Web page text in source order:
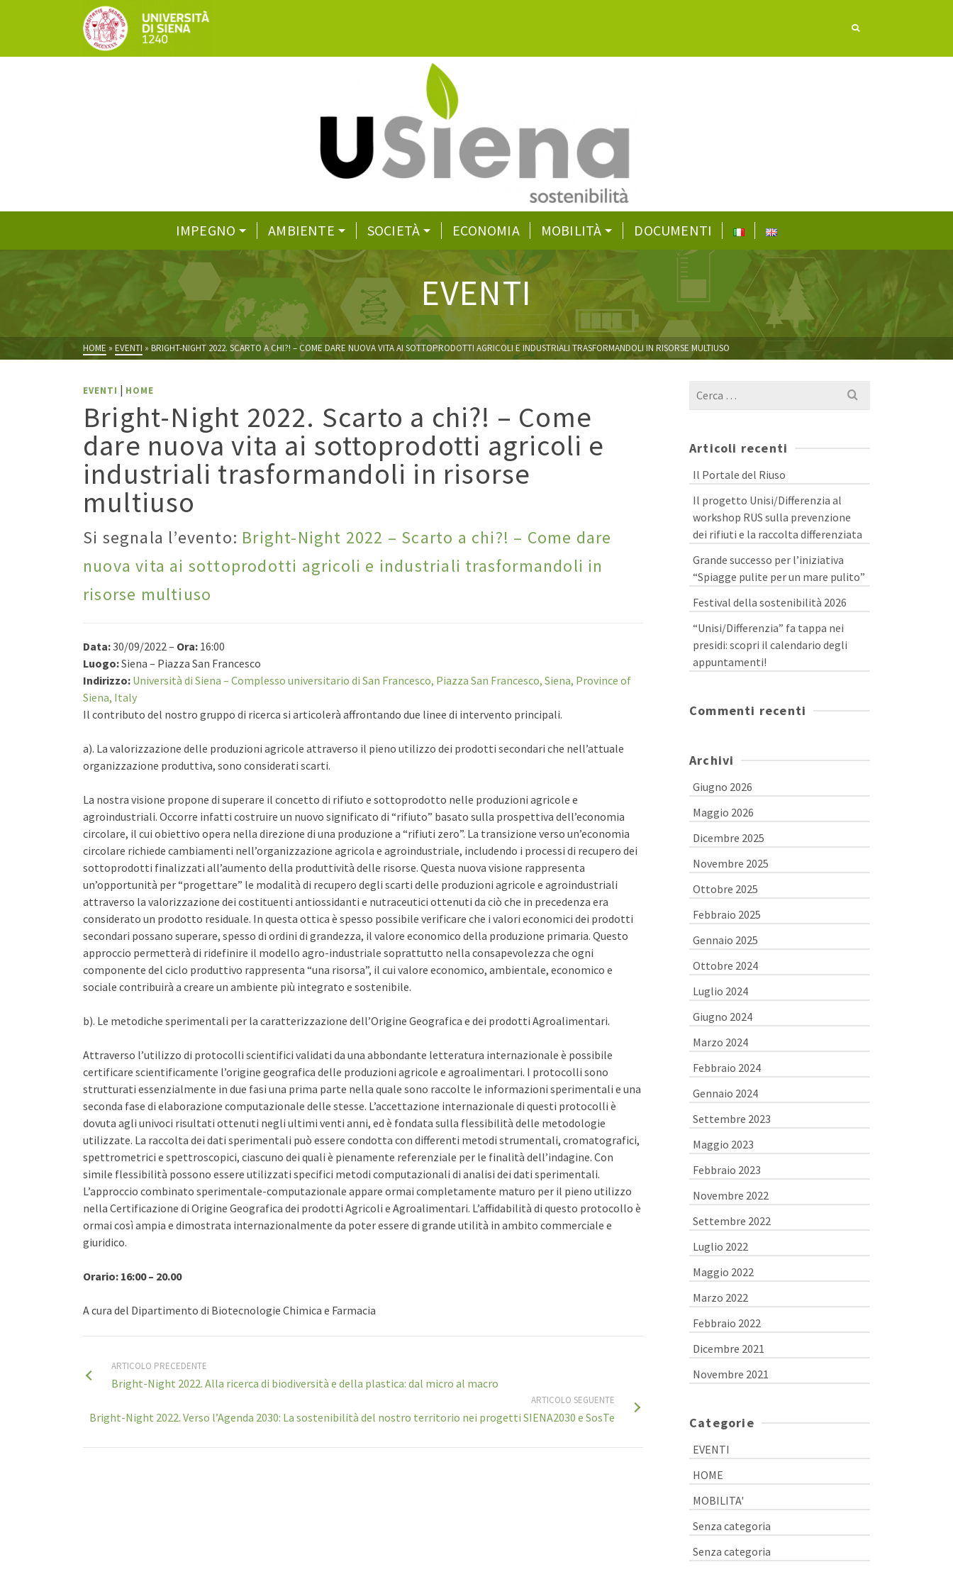
IMPEGNO AMBIENTE SOCIETÀ ECONOMIA MOBILITÀ DOCUMENTI
EVENTI
HOME » EVENTI » BRIGHT-NIGHT 2022. SCARTO A CHI?! – COME DARE NUOVA VITA AI SOTTOPRODOTTI AGRICOLI E INDUSTRIALI TRASFORMANDOLI IN RISORSE MULTIUSO
EVENTI | HOME
Bright-Night 2022. Scarto a chi?! – Come
dare nuova vita ai sottoprodotti agricoli e
industriali trasformandoli in risorse
multiuso
Si segnala l’evento: Bright-Night 2022 – Scarto a chi?! – Come dare
nuova vita ai sottoprodotti agricoli e industriali trasformandoli in
risorse multiuso
Data:30/09/2022 – Ora: 16:00
Luogo:Siena – Piazza San Francesco
Indirizzo: Università di Siena – Complesso universitario di San Francesco, Piazza San Francesco, Siena, Province of
Siena, Italy
Il contributo del nostro gruppo di ricerca si articolerà affrontando due linee di intervento principali.
a). La valorizzazione delle produzioni agricole attraverso il pieno utilizzo dei prodotti secondari che nell’attuale
organizzazione produttiva, sono considerati scarti.
La nostra visione propone di superare il concetto di rifiuto e sottoprodotto nelle produzioni agricole e
agroindustriali. Occorre infatti costruire un nuovo significato di “rifiuto” basato sulla prospettiva dell’economia
circolare, il cui obiettivo opera nella direzione di una produzione a “rifiuti zero”. La transizione verso un’economia
circolare richiede cambiamenti nell’organizzazione agricola e agroindustriale, includendo i processi di recupero dei
sottoprodotti finalizzati all’aumento della produttività delle risorse. Questa nuova visione rappresenta
un’opportunità per “progettare” le modalità di recupero degli scarti delle produzioni agricole e agroindustriali
attraverso la valorizzazione dei costituenti antiossidanti e nutraceutici ottenuti da ciò che in precedenza era
considerato un prodotto residuale. In questa ottica è spesso possibile verificare che i valori economici dei prodotti
secondari possano superare, spesso di ordini di grandezza, il valore economico della produzione primaria. Questo
approccio permetterà di ridefinire il modello agro-industriale soprattutto nella consapevolezza che ogni
componente del ciclo produttivo rappresenta “una risorsa”, il cui valore economico, ambientale, economico e
sociale contribuirà a creare un ambiente più integrato e sostenibile.
b). Le metodiche sperimentali per la caratterizzazione dell’Origine Geografica e dei prodotti Agroalimentari.
Attraverso l’utilizzo di protocolli scientifici validati da una abbondante letteratura internazionale è possibile
certificare scientificamente l’origine geografica delle produzioni agricole e agroalimentari. I protocolli sono
strutturati essenzialmente in due fasi una prima parte nella quale sono raccolte le informazioni sperimentali e una
seconda fase di elaborazione computazionale delle stesse. L’accettazione internazionale di questi protocolli è
dovuta agli univoci risultati ottenuti negli ultimi venti anni, ed è fondata sulla flessibilità delle metodologie
utilizzate. La raccolta dei dati sperimentali può essere condotta con differenti metodi strumentali, cromatografici,
spettrometrici e spettroscopici, ciascuno dei quali è pienamente referenziale per le finalità dell’indagine. Con
simile flessibilità possono essere utilizzati specifici metodi computazionali di analisi dei dati sperimentali.
L’approccio combinato sperimentale-computazionale appare ormai completamente maturo per il pieno utilizzo
nella Certificazione di Origine Geografica dei prodotti Agricoli e Agroalimentari. L’affidabilità di questo protocollo è
ormai così ampia e dimostrata internazionalmente da poter essere di grande utilità in ambito commerciale e
giuridico.
Orario: 16:00 – 20.00
A cura del Dipartimento di Biotecnologie Chimica e Farmacia
ARTICOLO PRECEDENTE
Bright-Night 2022. Alla ricerca di biodiversità e della plastica: dal micro al macro
ARTICOLO SEGUENTE
Bright-Night 2022. Verso l’Agenda 2030: La sostenibilità del nostro territorio nei progetti SIENA2030 e SosTe
Cerca
Articoli recenti
Il Portale del Riuso
Il progetto Unisi/Differenzia al
workshop RUS sulla prevenzione
dei rifiuti e la raccolta differenziata
Grande successo per l’iniziativa
“Spiagge pulite per un mare pulito”
Festival della sostenibilità 2026
“Unisi/Differenzia” fa tappa nei
presidi: scopri il calendario degli
appuntamenti!
Commenti recenti
Archivi
Giugno 2026
Maggio 2026
Dicembre 2025
Novembre 2025
Ottobre 2025
Febbraio 2025
Gennaio 2025
Ottobre 2024
Luglio 2024
Giugno 2024
Marzo 2024
Febbraio 2024
Gennaio 2024
Settembre 2023
Maggio 2023
Febbraio 2023
Novembre 2022
Settembre 2022
Luglio 2022
Maggio 2022
Marzo 2022
Febbraio 2022
Dicembre 2021
Novembre 2021
Categorie
EVENTI
HOME
MOBILITA'
Senza categoria
Senza categoria